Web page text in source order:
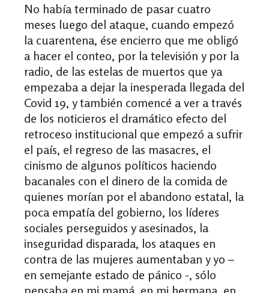
No había terminado de pasar cuatro
meses luego del ataque, cuando empezó
la cuarentena, ése encierro que me obligó
a hacer el conteo, por la televisión y por la
radio, de las estelas de muertos que ya
empezaba a dejar la inesperada llegada del
Covid 19, y también comencé a ver a través
de los noticieros el dramático efecto del
retroceso institucional que empezó a sufrir
el país, el regreso de las masacres, el
cinismo de algunos políticos haciendo
bacanales con el dinero de la comida de
quienes morían por el abandono estatal, la
poca empatía del gobierno, los líderes
sociales perseguidos y asesinados, la
inseguridad disparada, los ataques en
contra de las mujeres aumentaban y yo –
en semejante estado de pánico -, sólo